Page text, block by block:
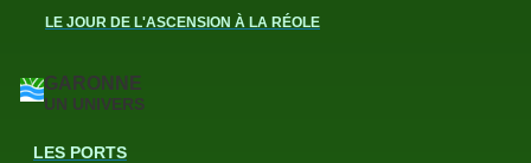
LE JOUR DE L'ASCENSION À LA RÉOLE
GARONNE
UN UNIVERS
LES PORTS